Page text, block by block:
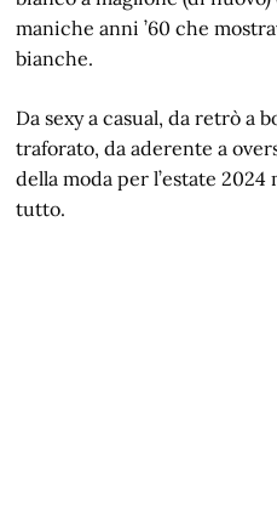
maniche anni ’60 che
bianche.
Da sexy a casual, da retrò a
traforato, da aderente a
della moda per l’estate
tutto.